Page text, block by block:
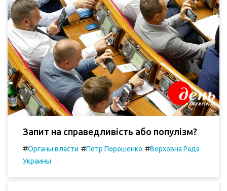
Запит на справедливість або популізм?
#Органы власти #Петр Порошенко #Верховна Рада
Украины